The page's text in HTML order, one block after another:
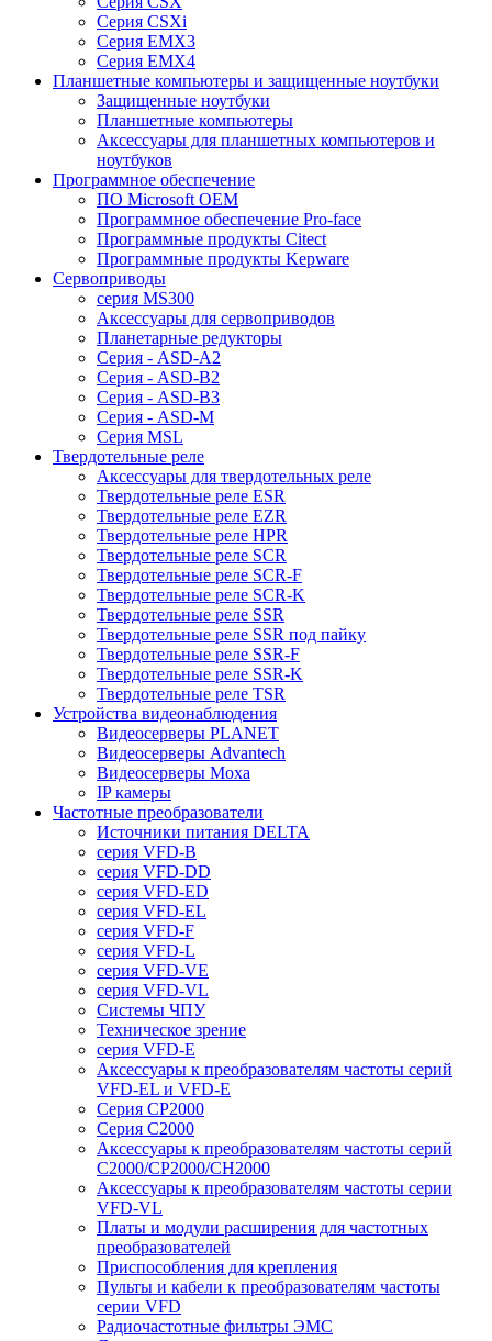
Серия CSXi
Серия EMX3
Серия EMX4
Планшетные компьютеры и защищенные ноутбуки
Защищенные ноутбуки
Планшетные компьютеры
Аксессуары для планшетных компьютеров и
ноутбуков
Программное обеспечение
ПО Microsoft OEM
Программное обеспечение Pro-face
Программные продукты Citect
Программные продукты Kepware
Сервоприводы
серия MS300
Аксессуары для сервоприводов
Планетарные редукторы
Серия - ASD-A2
Серия - ASD-B2
Серия - ASD-B3
Серия - ASD-M
Серия MSL
Твердотельные реле
Аксессуары для твердотельных реле
Твердотельные реле ESR
Твердотельные реле EZR
Твердотельные реле HPR
Твердотельные реле SCR
Твердотельные реле SCR-F
Твердотельные реле SCR-K
Твердотельные реле SSR
Твердотельные реле SSR под пайку
Твердотельные реле SSR-F
Твердотельные реле SSR-K
Твердотельные реле TSR
Устройства видеонаблюдения
Видеосерверы PLANET
Видеосерверы Advantech
Видеосерверы Moxa
IP камеры
Частотные преобразователи
Источники питания DELTA
серия VFD-B
серия VFD-DD
серия VFD-ED
серия VFD-EL
серия VFD-F
серия VFD-L
серия VFD-VE
серия VFD-VL
Системы ЧПУ
Техническое зрение
серия VFD-E
Аксессуары к преобразователям частоты серий
VFD-EL и VFD-E
Серия CP2000
Серия C2000
Аксессуары к преобразователям частоты серий
С2000/CP2000/CH2000
Аксессуары к преобразователям частоты серии
VFD-VL
Платы и модули расширения для частотных
преобразователей
Приспособления для крепления
Пульты и кабели к преобразователям частоты
серии VFD
Радиочастотные фильтры ЭМС